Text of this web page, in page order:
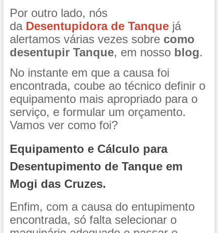
Por outro lado, nós
da Desentupidora de Tanquejá
alertamos várias vezes sobre como
desentupir Tanque, em nosso blog.
No instante em que a causa foi
encontrada, coube ao técnico definir o
equipamento mais apropriado para o
serviço, e formular um orçamento.
Vamos ver como foi?
Equipamento e Cálculo para
Desentupimento de Tanque em
Mogi das Cruzes.
Enfim, com a causa do entupimento
encontrada, só falta selecionar o